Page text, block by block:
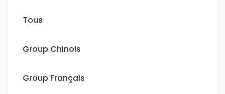
Tous
Group Chinois
Group Français